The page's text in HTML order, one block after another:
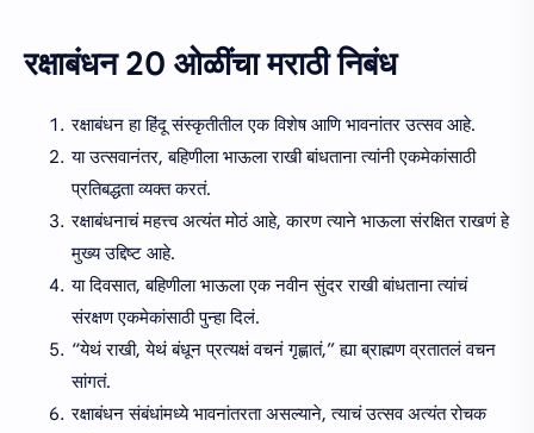
रक्षाबंधन 20 ओळींचा मराठी निबंध
रक्षाबंधन हा हिंदू संस्कृतीतील एक विशेष आणि भावनांतर उत्सव आहे.
या उत्सवानंतर, बहिणीला भाऊला राखी बांधताना त्यांनी एकमेकांसाठी
प्रतिबद्धता व्यक्त करतं.
रक्षाबंधनाचं महत्त्व अत्यंत मोठं आहे, कारण त्याने भाऊला संरक्षित राखणं हे
मुख्य उद्दिष्ट आहे.
या दिवसात, बहिणीला भाऊला एक नवीन सुंदर राखी बांधताना त्यांचं
संरक्षण एकमेकांसाठी पुन्हा दिलं.
“येथं राखी, येथं बंधून प्रत्यक्षं वचनं गृह्णातं,” ह्या ब्राह्मण व्रतातलं वचन
सांगतं.
रक्षाबंधन संबंधांमध्ये भावनांतरता असल्याने, त्याचं उत्सव अत्यंत रोचक